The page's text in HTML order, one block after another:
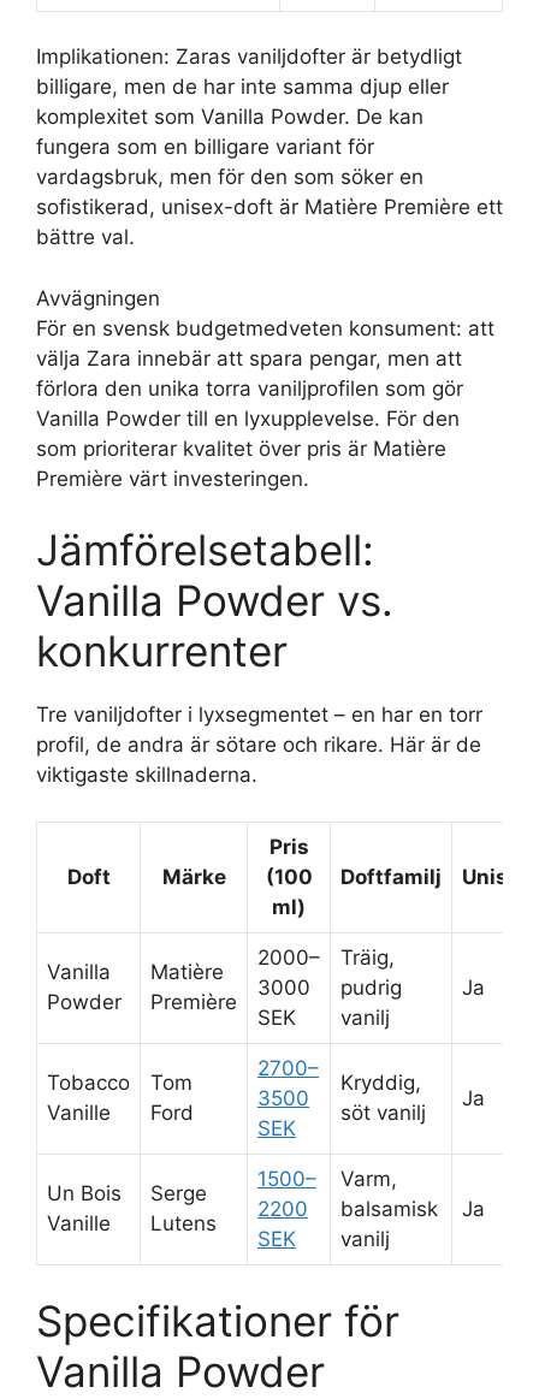
Implikationen: Zaras vaniljdofter är betydligt
billigare, men de har inte samma djup eller
komplexitet som Vanilla Powder. De kan
fungera som en billigare variant för
vardagsbruk, men för den som söker en
sofistikerad, unisex-doft är Matière Première ett
bättre val.
Avvägningen
För en svensk budgetmedveten konsument: att
välja Zara innebär att spara pengar, men att
förlora den unika torra vaniljprofilen som gör
Vanilla Powder till en lyxupplevelse. För den
som prioriterar kvalitet över pris är Matière
Première värt investeringen.
Jämförelsetabell:
Vanilla Powder vs.
konkurrenter
Tre vaniljdofter i lyxsegmentet – en har en torr
profil, de andra är sötare och rikare. Här är de
viktigaste skillnaderna.
Doft Märke
Pris
(100
ml)
Doftfamilj
Vanilla
Powder
Matière
Première
2000–
3000
SEK
Träig,
pudrig
vanilj
Ja
Tobacco
Vanille
Tom
Ford
2700–
3500
SEK
Kryddig,
söt vanilj
Ja
Un Bois
Vanille
Serge
Lutens
1500–
2200
SEK
Varm,
balsamisk
vanilj
Ja
Specifikationer för
Vanilla Powder